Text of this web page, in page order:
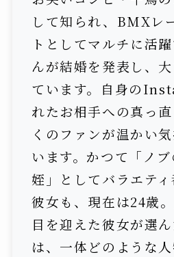
して知られ、BMXレ
トとしてマルチに活
んが結婚を発表し、
ています。自身の
れたお相手への真っ
くのファンが温かい
います。かつて「ノ
姪」としてバラエテ
彼女も、現在は24歳
目を迎えた彼女が選
は、一体どのような